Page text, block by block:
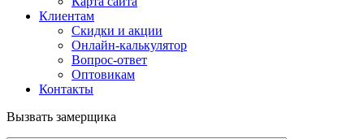
Клиентам
Скидки и акции
Онлайн-калькулятор
Вопрос-ответ
Оптовикам
Контакты
Вызвать замерщика